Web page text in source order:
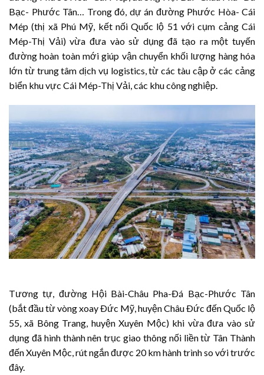
Bạc- Phước Tân… Trong đó, dự án đường Phước Hòa- Cái
Mép (thị xã Phú Mỹ, kết nối Quốc lộ 51 với cụm cảng Cái
Mép-Thị Vải) vừa đưa vào sử dụng đã tạo ra một tuyến
đường hoàn toàn mới giúp vận chuyển khối lượng hàng hóa
lớn từ trung tâm dịch vụ logistics, từ các tàu cập ở các cảng
biển khu vực Cái Mép-Thị Vải, các khu công nghiệp.
Tương tự, đường Hội Bài-Châu Pha-Ðá Bạc-Phước Tân
(bắt đầu từ vòng xoay Ðức Mỹ, huyện Châu Ðức đến Quốc lộ
55, xã Bông Trang, huyện Xuyên Mộc) khi vừa đưa vào sử
dụng đã hình thành nên trục giao thông nối liền từ Tân Thành
đến Xuyên Mộc, rút ngắn được 20 km hành trình so với trước
đây.